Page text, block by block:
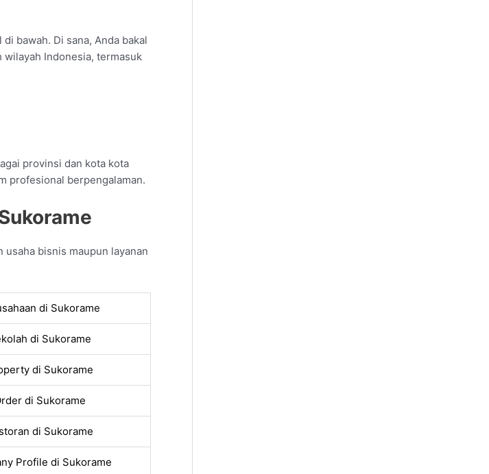
bawah. Di sana, Anda bakal
Indonesia, termasuk
provinsi dan kota kota
profesional berpengalaman.
usaha bisnis maupun layanan
di Sukorame
di Sukorame
di Sukorame
di Sukorame
di Sukorame
Profile di Sukorame